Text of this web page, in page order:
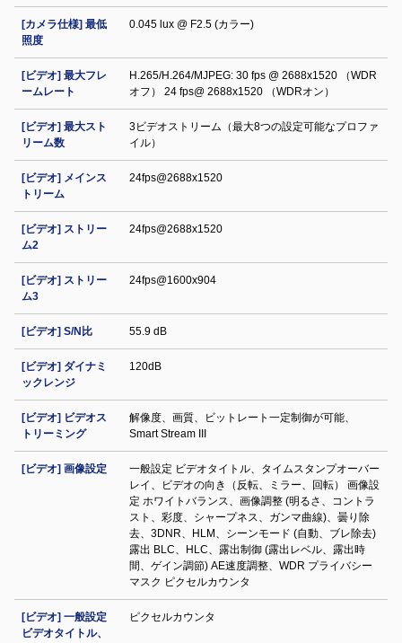
[カメラ仕様] 最低
照度
0.045 lux @ F2.5 (カラー)
[ビデオ] 最大フレ
ームレート
H.265/H.264/MJPEG: 30 fps @ 2688x1520 （WDR
オフ） 24 fps@ 2688x1520 （WDRオン）
[ビデオ] 最大スト
リーム数
3ビデオストリーム（最大8つの設定可能なプロファ
イル）
[ビデオ] メインス
トリーム
24fps@2688x1520
[ビデオ] ストリー
ム2
24fps@2688x1520
[ビデオ] ストリー
ム3
24fps@1600x904
[ビデオ] S/N比 55.9 dB
[ビデオ] ダイナミ
ックレンジ
120dB
[ビデオ] ビデオス
トリーミング
解像度、画質、ビットレート一定制御が可能、
Smart Stream III
[ビデオ] 画像設定
一般設定 ビデオタイトル、タイムスタンプオーバー
レイ、ビデオの向き（反転、ミラー、回転） 画像設
定 ホワイトバランス、画像調整 (明るさ、コントラ
スト、彩度、シャープネス、ガンマ曲線)、曇り除
去、3DNR、HLM、シーンモード (自動、ブレ除去)
露出 BLC、HLC、露出制御 (露出レベル、露出時
間、ゲイン調節) AE速度調整、WDR プライバシー
マスク ピクセルカウンタ
[ビデオ] 一般設定
ビデオタイトル、
ピクセルカウンタ